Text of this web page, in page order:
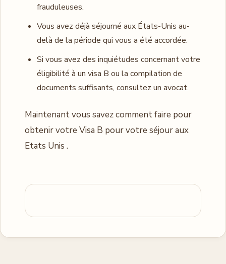
frauduleuses.
Vous avez déjà séjourné aux États-Unis au-
delà de la période qui vous a été accordée.
Si vous avez des inquiétudes concernant votre
éligibilité à un visa B ou la compilation de
documents suffisants, consultez un avocat.
Maintenant vous savez comment faire pour
obtenir votre Visa B pour votre séjour aux
Etats Unis .